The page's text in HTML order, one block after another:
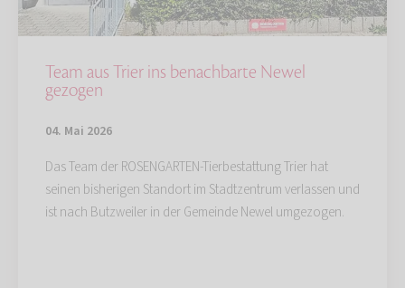
Team aus Trier ins benachbarte Newel
gezogen
04. Mai 2026
Das Team der ROSENGARTEN-Tierbestattung Trier hat
seinen bisherigen Standort im Stadtzentrum verlassen und
ist nach Butzweiler in der Gemeinde Newel umgezogen.